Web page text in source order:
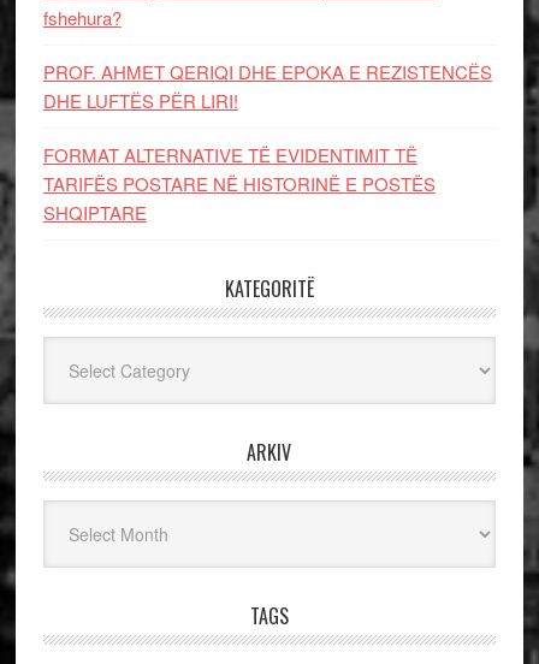
fshehura?
PROF. AHMET QERIQI DHE EPOKA E REZISTENCЁS
DHE LUFTЁS PЁR LIRI!
FORMAT ALTERNATIVE TË EVIDENTIMIT TË
TARIFËS POSTARE NË HISTORINË E POSTËS
SHQIPTARE
KATEGORITË
ARKIV
TAGS